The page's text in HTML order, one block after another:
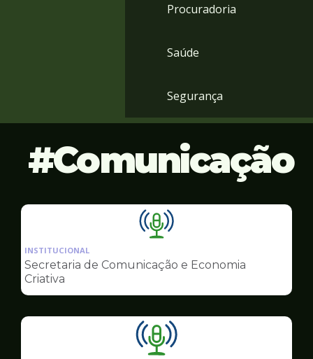
Procuradoria
Saúde
Segurança
Comunicação
Ilustração
pagina
Comunicação
INSTITUCIONAL
Secretaria de Comunicação e Economia
Criativa